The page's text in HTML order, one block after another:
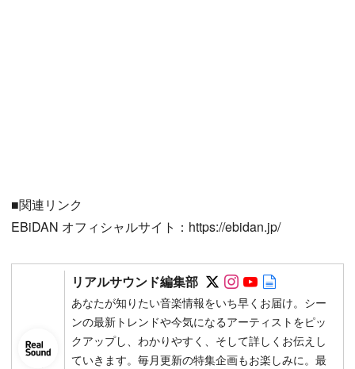
■関連リンク
EBiDAN オフィシャルサイト：https://ebidan.jp/
リアルサウンド編集部 Follow on SNS
Follow on SNS
Follow on
あなたが知りたい音楽情報をいち早くお届け。シー
ンの最新トレンドや今気になるアーティストをピッ
クアップし、わかりやすく、そして詳しくお伝えし
ていきます。毎月更新の特集企画もお楽しみに。最